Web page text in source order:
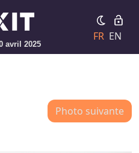
avril 2025
FR EN
Photo suivante